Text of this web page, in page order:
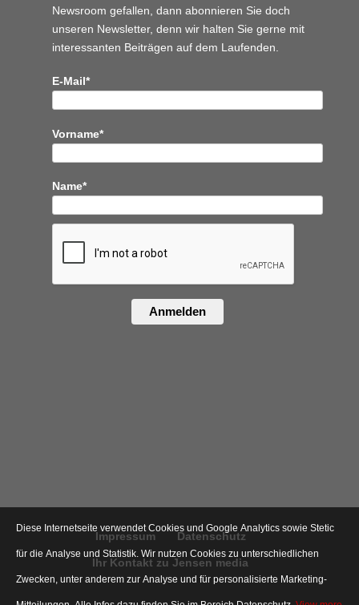
Newsroom gefallen, dann abonnieren Sie doch
unseren Newsletter, denn wir halten Sie gerne mit
interessanten Beiträgen auf dem Laufenden.
E-Mail*
Vorname*
Name*
Anmelden
Impressum Datenschutz
Ihr Kontakt zu Jensen media
Diese Internetseite verwendet Cookies und Google Analytics sowie Stetic
für die Analyse und Statistik. Wir nutzen Cookies zu unterschiedlichen
Zwecken, unter anderem zur Analyse und für personalisierte Marketing-